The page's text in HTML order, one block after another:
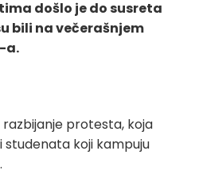
došlo je do susreta
bili na večerašnjem
a.
razbijanje protesta, koja
studenata koji kampuju